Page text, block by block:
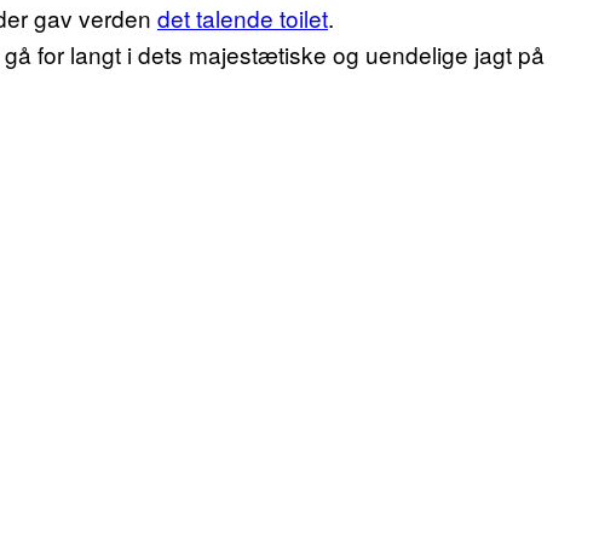
gav verden det talende toilet.
for langt i dets majestætiske og uendelige jagt på